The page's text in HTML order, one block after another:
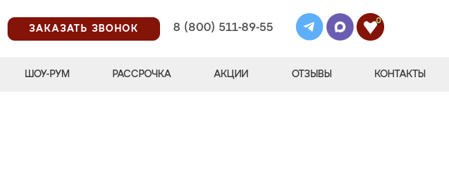
ЗАКАЗАТЬ ЗВОНОК
8 (800) 511-89-55
0
ШОУ-РУМ РАССРОЧКА АКЦИИ ОТЗЫВЫ КОНТАКТЫ